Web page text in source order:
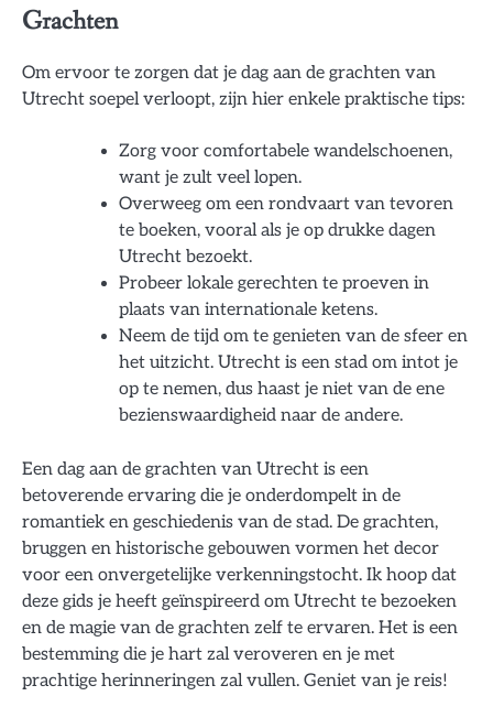
Grachten
Om ervoor te zorgen dat je dag aan de grachten van
Utrecht soepel verloopt, zijn hier enkele praktische tips:
Zorg voor comfortabele wandelschoenen,
want je zult veel lopen.
Overweeg om een rondvaart van tevoren
te boeken, vooral als je op drukke dagen
Utrecht bezoekt.
Probeer lokale gerechten te proeven in
plaats van internationale ketens.
Neem de tijd om te genieten van de sfeer en
het uitzicht. Utrecht is een stad om intot je
op te nemen, dus haast je niet van de ene
bezienswaardigheid naar de andere.
Een dag aan de grachten van Utrecht is een
betoverende ervaring die je onderdompelt in de
romantiek en geschiedenis van de stad. De grachten,
bruggen en historische gebouwen vormen het decor
voor een onvergetelijke verkenningstocht. Ik hoop dat
deze gids je heeft geïnspireerd om Utrecht te bezoeken
en de magie van de grachten zelf te ervaren. Het is een
bestemming die je hart zal veroveren en je met
prachtige herinneringen zal vullen. Geniet van je reis!